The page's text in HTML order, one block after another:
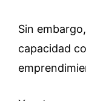
Sin
capacidad